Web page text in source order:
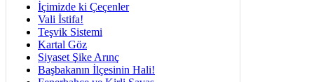
İçimizde ki Çeçenler
Vali İstifa!
Teşvik Sistemi
Kartal Göz
Siyaset Şike Arınç
Başbakanın İlçesinin Hali!